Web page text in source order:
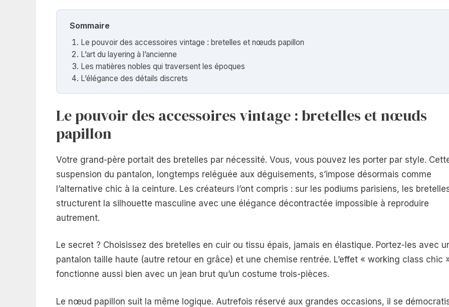
Sommaire
Le pouvoir des accessoires vintage : bretelles et nœuds papillon
L’art du layering à l’ancienne
Les matières nobles qui traversent les époques
L’élégance des détails discrets
Le pouvoir des accessoires vintage : bretelles et nœuds
papillon
Votre grand-père portait des bretelles par nécessité. Vous, vous pouvez les porter par style.
suspension du pantalon, longtemps reléguée aux déguisements, s’impose désormais comme
l’alternative chic à la ceinture. Les créateurs l’ont compris : sur les podiums parisiens, les
structurent la silhouette masculine avec une élégance décontractée impossible à reproduire
autrement.
Le secret ? Choisissez des bretelles en cuir ou tissu épais, jamais en élastique. Portez-les avec
pantalon taille haute (autre retour en grâce) et une chemise rentrée. L’effet « working class chic
fonctionne aussi bien avec un jean brut qu’un costume trois-pièces.
Le nœud papillon suit la même logique. Autrefois réservé aux grandes occasions, il se